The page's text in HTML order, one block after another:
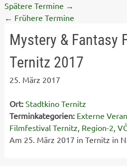
Spätere Termine →
← Frühere Termine
Mystery & Fantasy
Ternitz 2017
25. März 2017
Ort: Stadtkino Ternitz
Terminkategorien: Externe
Filmfestival Ternitz, Region-2,
Am 25. März 2017 in Ternitz in